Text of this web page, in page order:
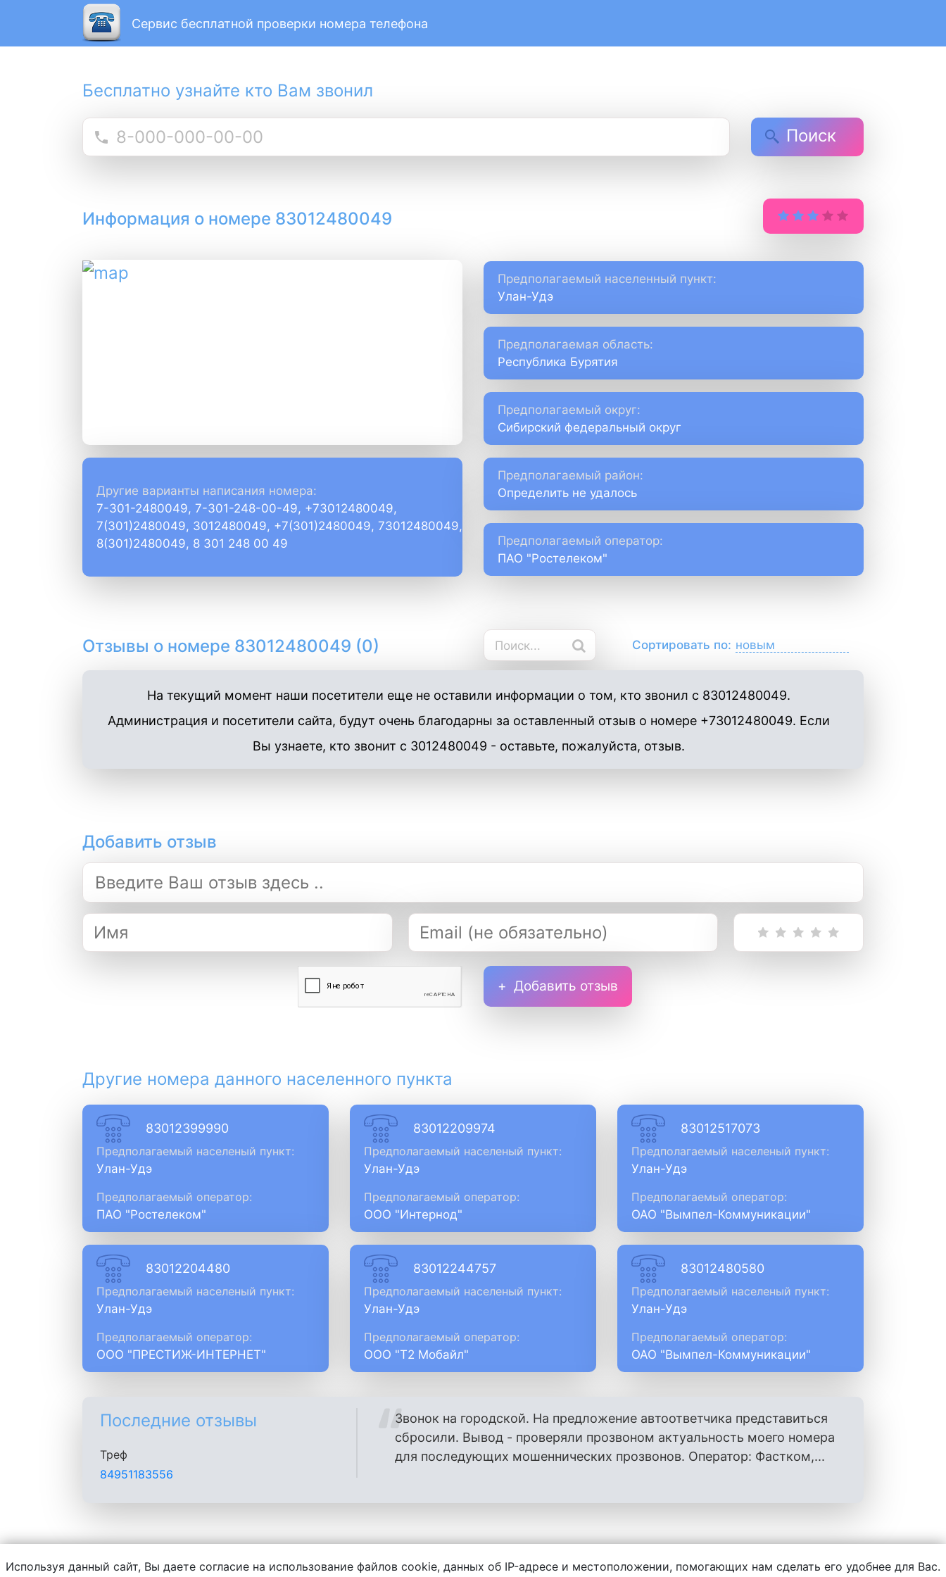
Сервис бесплатной проверки номера телефона
Бесплатно узнайте кто Вам звонил
Поиск
Информация о номере 83012480049
Предполагаемый населенный пункт:
Улан-Удэ
Предполагаемая область:
Республика Бурятия
Предполагаемый округ:
Сибирский федеральный округ
Другие варианты написания номера:
7-301-2480049, 7-301-248-00-49, +73012480049,
7(301)2480049, 3012480049, +7(301)2480049, 73012480049,
8(301)2480049, 8 301 248 00 49
Предполагаемый район:
Определить не удалось
Предполагаемый оператор:
ПАО "Ростелеком"
Отзывы о номере 83012480049 (0) Сортировать по:
На текущий момент наши посетители еще не оставили информации о том, кто звонил с 83012480049.
Администрация и посетители сайта, будут очень благодарны за оставленный отзыв о номере +73012480049. Если
Вы узнаете, кто звонит с 3012480049 - оставьте, пожалуйста, отзыв.
Добавить отзыв
Добавить отзыв
Другие номера данного населенного пункта
83012399990
Предполагаемый населеный пункт:
Улан-Удэ
Предполагаемый оператор:
ПАО "Ростелеком"
83012209974
Предполагаемый населеный пункт:
Улан-Удэ
Предполагаемый оператор:
ООО "Интернод"
83012517073
Предполагаемый населеный пункт:
Улан-Удэ
Предполагаемый оператор:
ОАО "Вымпел-Коммуникации"
83012204480
Предполагаемый населеный пункт:
Улан-Удэ
Предполагаемый оператор:
ООО "ПРЕСТИЖ-ИНТЕРНЕТ"
83012244757
Предполагаемый населеный пункт:
Улан-Удэ
Предполагаемый оператор:
ООО "Т2 Мобайл"
83012480580
Предполагаемый населеный пункт:
Улан-Удэ
Предполагаемый оператор:
ОАО "Вымпел-Коммуникации"
Последние отзывы
Треф
84951183556
Звонок на городской. На предложение автоответчика представиться
сбросили. Вывод - проверяли прозвоном актуальность моего номера
для последующих мошеннических прозвонов. Оператор: Фастком,...
Администрация сайта не несет ответственности за содержание комментариев, любой другой информации, написанной пользователями.
Используя данный сайт, Вы даете согласие на использование файлов cookie, данных об IP-адресе и местоположении, помогающих нам сделать его удобнее для Вас.